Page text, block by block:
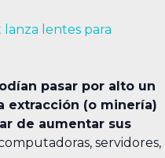
lanza lentes para
pasar por alto un
extracción (o minería)
de aumentar sus
servidores,